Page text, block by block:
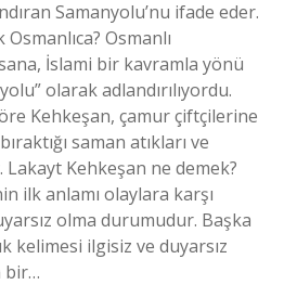
Samanyolu’nu ifade eder.
Osmanlı
İslami bir kavramla yönü
olarak adlandırılıyordu.
Kehkeşan, çamur çiftçilerine
saman atıkları ve
Lakayt Kehkeşan ne demek?
ilk anlamı olaylara karşı
olma durumudur. Başka
kelimesi ilgisiz ve duyarsız
bir…